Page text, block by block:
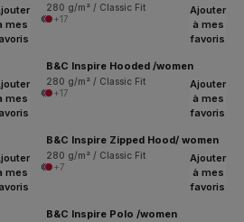
280 g/m² / Classic Fit
+17
mes
Ajouter
à mes
favoris
B&C Inspire Hooded /women
280 g/m² / Classic Fit
+17
mes
Ajouter
à mes
favoris
B&C Inspire Zipped Hood/ women
280 g/m² / Classic Fit
+7
mes
Ajouter
à mes
favoris
B&C Inspire Polo /women